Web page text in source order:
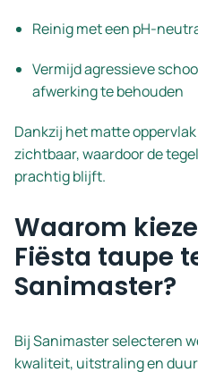
Reinig met een pH-
Vermijd agressieve
afwerking te behouden
Dankzij het matte
zichtbaar, waardoor de
prachtig blijft.
Waarom
Fiësta taupe
Sanimaster?
Bij Sanimaster selecteren
kwaliteit, uitstraling en